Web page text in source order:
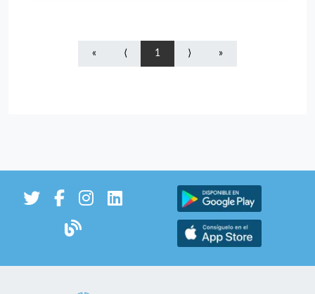
clientes en sala y/o barra. Toma de comandas y servicio
de alimentos y bebidas. Montaje y desmontaje de
buen compañerismo y ganas de aprender. Valorable:
residencia cercana a Sant Boi de Llobregat y
conocimiento de catalán/inglés básico. Ofrecemos
« ⟨ 1 ⟩ »